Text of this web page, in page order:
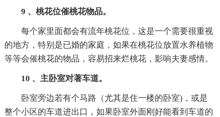
9 、桃花位催桃花物品。
每个家里面都会有流年桃花位，这是一个需要很重视
的地方，特别是已婚的家庭，如果在桃花位放置水养植物
等等会催桃花的物品，容易招来烂桃花，影响夫妻感情。
10 、主卧室对著车道。
卧室旁边若有个马路（尤其是住一楼的卧室)，或是
整个小区的车道进出口，如果卧室外面刚好能看到车道的